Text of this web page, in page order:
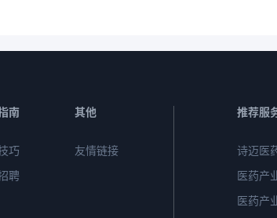
南
巧
聘
其他
友情链接
推荐服
诗迈医
医药产
医药产